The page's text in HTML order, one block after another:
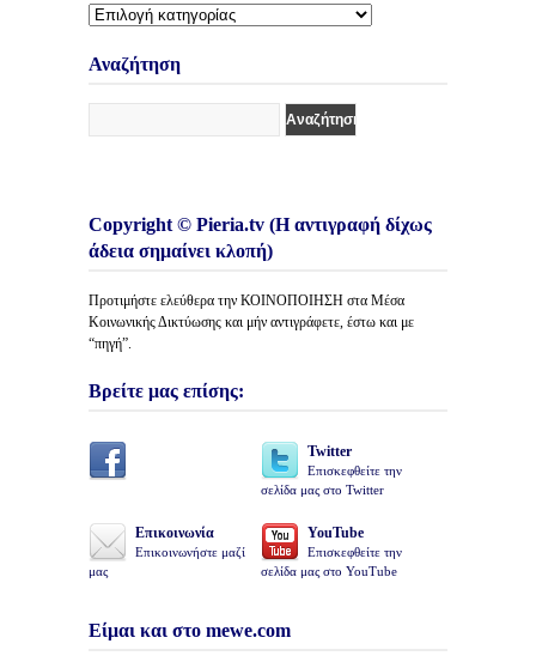
Διάφορες
Άρθρων
Αναζήτηση
Copyright © Pieria.tv (Η αντιγραφή δίχως
άδεια σημαίνει κλοπή)
Προτιμήστε ελεύθερα την ΚΟΙΝΟΠΟΙΗΣΗ στα Μέσα
Κοινωνικής Δικτύωσης και μήν αντιγράφετε, έστω και με
“πηγή”.
Βρείτε μας επίσης:
Twitter
Επισκεφθείτε την
σελίδα μας στο Twitter
Επικοινωνία
Επικοινωνήστε μαζί
μας
YouTube
Επισκεφθείτε την
σελίδα μας στο YouTube
Είμαι και στο mewe.com